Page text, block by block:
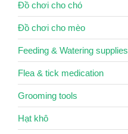
Đồ chơi cho chó
Đồ chơi cho mèo
Feeding & Watering supplies
Flea & tick medication
Grooming tools
Hạt khô